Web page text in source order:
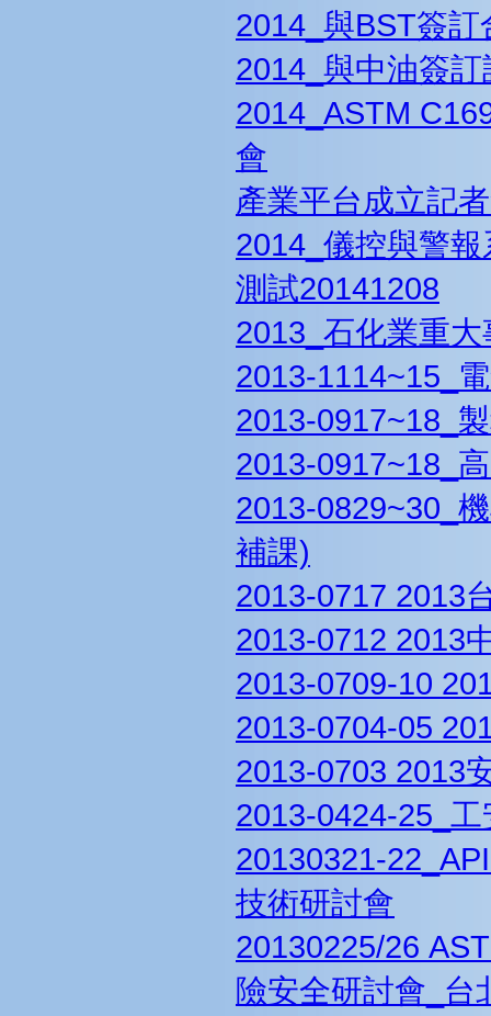
2014_與BST簽訂
2014_與中油簽
2014_ASTM
會
產業平台成立記
2014_儀控與警
測試20141208
2013_石化業重
2013-1114~15_
2013-0917~18_
2013-0917~18_
2013-0829~30_
補課)
2013-0717 2013
2013-0712 2013
2013-0709-10
2013-0704-05
2013-0703 2013
2013-0424-25_
20130321-
技術研討會
20130225/26
險安全研討會_台